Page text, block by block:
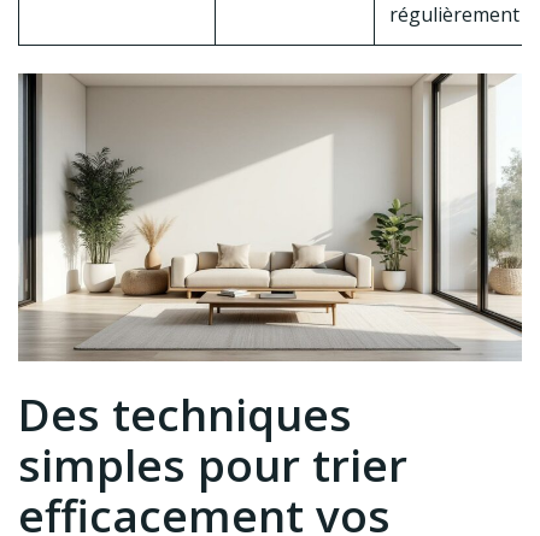
régulièrement
Des techniques
simples pour trier
efficacement vos